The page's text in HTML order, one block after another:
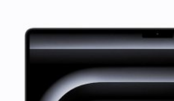
ใน MacBook Pro ล่าสุด ทุบสถิติ
น Geekbench
14 นิ้ว พร้อมชิป M5 ดังกล่าว ได้รับการ
ด้วยโปรแกรม Geekbench 5 และได้